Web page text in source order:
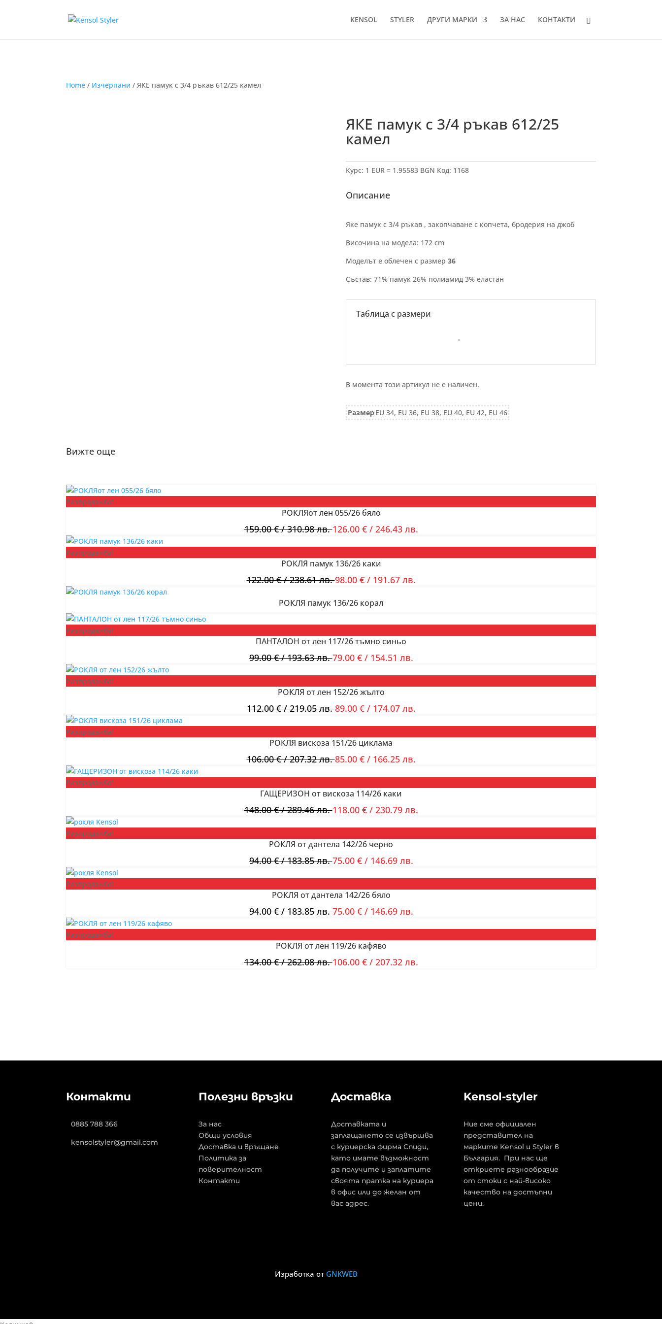
KENSOL STYLER ДРУГИ МАРКИ ЗА НАС КОНТАКТИ
Home / Изчерпани / ЯКЕ памук с 3/4 ръкав 612/25 камел
ЯКЕ памук с 3/4 ръкав 612/25
камел
Курс: 1 EUR = 1.95583 BGN Код: 1168
Описание
Яке памук с 3/4 ръкав , закопчаване с копчета, бродерия на джоб
Височина на модела: 172 cm
Моделът е облечен с размер 36
Състав: 71% памук 26% полиамид 3% еластан
Таблица с размери
В момента този артикул не е наличен.
РазмерEU 34, EU 36, EU 38, EU 40, EU 42, EU 46
Вижте още
Разпродажба!
РОКЛЯот лен 055/26 бяло
159.00€/ 310.98 лв.126.00 €/ 246.43 лв.
Разпродажба!
РОКЛЯ памук 136/26 каки
122.00€/ 238.61 лв.98.00 €/ 191.67 лв.
РОКЛЯ памук 136/26 корал
Разпродажба!
ПАНТАЛОН от лен 117/26 тъмно синьо
99.00€/ 193.63 лв.79.00 €/ 154.51 лв.
Разпродажба!
РОКЛЯ от лен 152/26 жълто
112.00€/ 219.05 лв.89.00 €/ 174.07 лв.
Разпродажба!
РОКЛЯ вискоза 151/26 циклама
106.00€/ 207.32 лв.85.00 €/ 166.25 лв.
Разпродажба!
ГАЩЕРИЗОН от вискоза 114/26 каки
148.00€/ 289.46 лв.118.00 €/ 230.79 лв.
Разпродажба!
РОКЛЯ от дантела 142/26 черно
94.00€/ 183.85 лв.75.00 €/ 146.69 лв.
Разпродажба!
РОКЛЯ от дантела 142/26 бяло
94.00€/ 183.85 лв.75.00 €/ 146.69 лв.
Разпродажба!
РОКЛЯ от лен 119/26 кафяво
134.00€/ 262.08 лв.106.00 €/ 207.32 лв.
Контакти
0885 788 366
kensolstyler@gmail.com
Полезни връзки
За нас
Общи условия
Доставка и връщане
Политика за
поверителност
Контакти
Доставка
Доставката и
заплащането се извършва
с куриерска фирма Спиди,
като имате възможност
да получите и заплатите
своята пратка на куриера
в офис или до желан от
вас адрес.
Kensol-styler
Ние сме официален
представител на
марките Kensol и Styler в
България. При нас ще
откриете разнообразие
от стоки с най-високо
качество на достъпни
цени.
Изработка от GNKWEB